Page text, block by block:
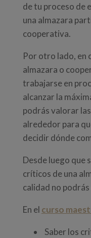
de tu proceso de
una almazara
cooperativa.
Por otro lado, en
almazara o
trabajarse en
alcanzar la
podrás valorar
alrededor para
decidir dónde
Desde luego que
críticos de una
calidad no
En el curso
Saber los